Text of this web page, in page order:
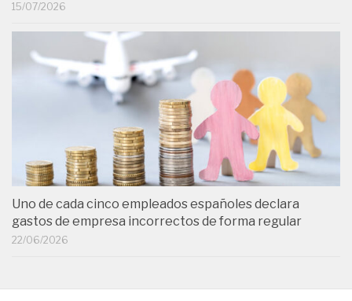
15/07/2026
Uno de cada cinco empleados españoles declara
gastos de empresa incorrectos de forma regular
22/06/2026